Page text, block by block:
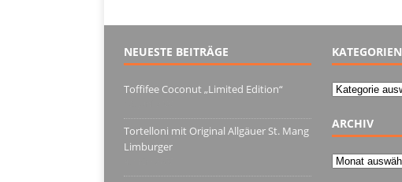
NEUESTE BEITRÄGE
Toffifee Coconut „Limited Edition“
Tortelloni mit Original Allgäuer St. Mang
Limburger
KATEGORIEN
Kategorien
ARCHIV
Archiv